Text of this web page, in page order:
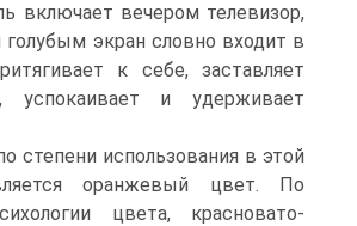
включает вечером телевизор,
экран словно входит в
к себе, заставляет
успокаивает и удерживает
степени использования в этой
оранже­вый цвет. По
цвета, красновато-